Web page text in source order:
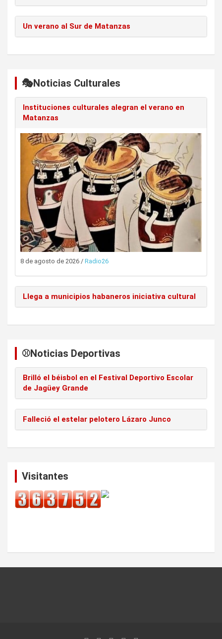
Un verano al Sur de Matanzas
🎭Noticias Culturales
Instituciones culturales alegran el verano en
Matanzas
8 de agosto de 2026 / Radio26
Llega a municipios habaneros iniciativa cultural
⚾️Noticias Deportivas
Brilló el béisbol en el Festival Deportivo Escolar
de Jagüey Grande
Falleció el estelar pelotero Lázaro Junco
Visitantes